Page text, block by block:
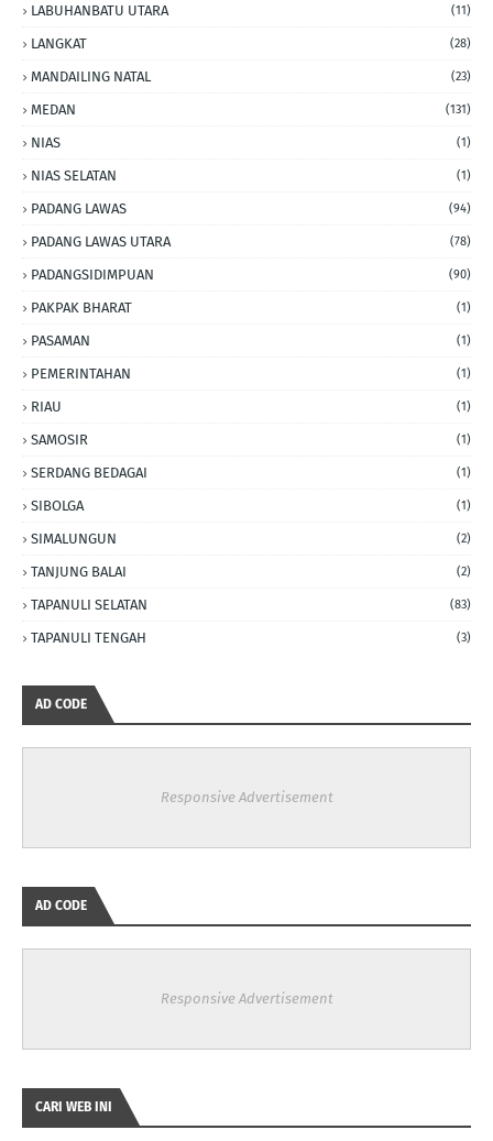
LABUHANBATU UTARA (11)
LANGKAT (28)
MANDAILING NATAL (23)
MEDAN (131)
NIAS (1)
NIAS SELATAN (1)
PADANG LAWAS (94)
PADANG LAWAS UTARA (78)
PADANGSIDIMPUAN (90)
PAKPAK BHARAT (1)
PASAMAN (1)
PEMERINTAHAN (1)
RIAU (1)
SAMOSIR (1)
SERDANG BEDAGAI (1)
SIBOLGA (1)
SIMALUNGUN (2)
TANJUNG BALAI (2)
TAPANULI SELATAN (83)
TAPANULI TENGAH (3)
AD CODE
Responsive Advertisement
AD CODE
Responsive Advertisement
CARI WEB INI